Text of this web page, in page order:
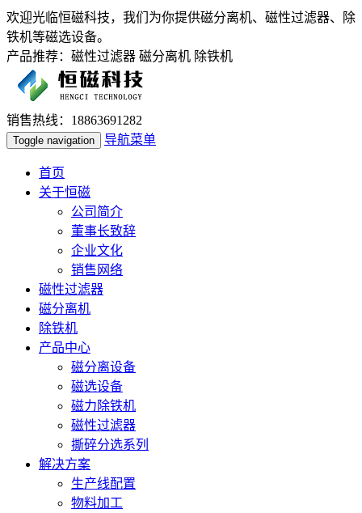
欢迎光临恒磁科技，我们为你提供磁分离机、磁性过滤器、除
铁机等磁选设备。
产品推荐：磁性过滤器 磁分离机 除铁机
销售热线：18863691282
Toggle navigation 导航菜单
首页
关于恒磁
公司简介
董事长致辞
企业文化
销售网络
磁性过滤器
磁分离机
除铁机
产品中心
磁分离设备
磁选设备
磁力除铁机
磁性过滤器
撕碎分选系列
解决方案
生产线配置
物料加工